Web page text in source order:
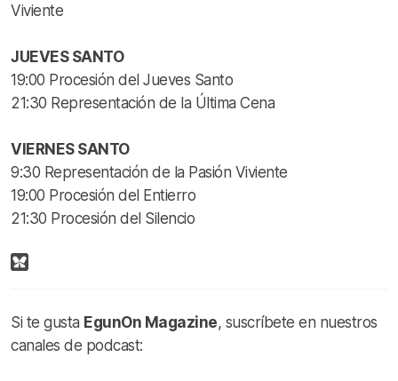
Viviente
JUEVES SANTO
19:00 Procesión del Jueves Santo
21:30 Representación de la Última Cena
VIERNES SANTO
9:30 Representación de la Pasión Viviente
19:00 Procesión del Entierro
21:30 Procesión del Silencio
Si te gusta EgunOn Magazine, suscríbete en nuestros
canales de podcast: